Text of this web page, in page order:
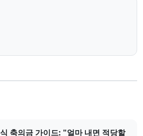
축의금 가이드: "얼마 내면 적당할